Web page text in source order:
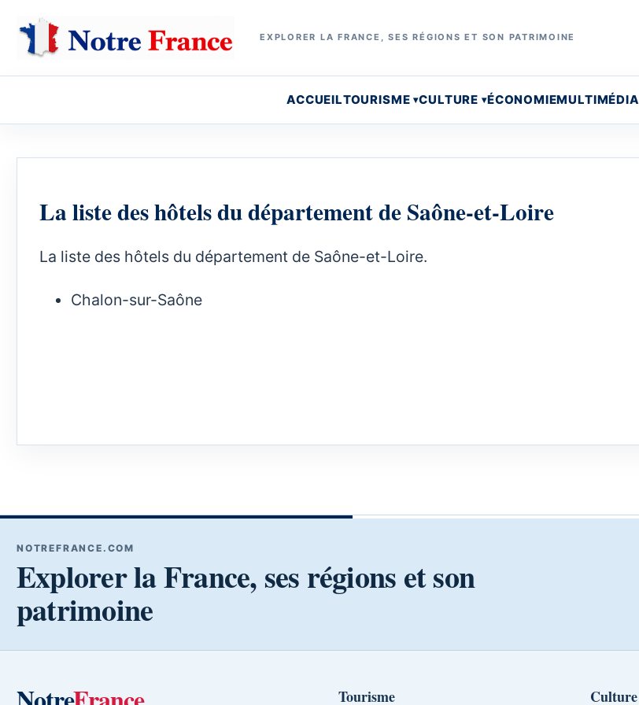
EXPLORER LA FRANCE, SES RÉGIONS ET SON PATRIMOINE
ACCUEILTOURISME CULTURE ÉCONOMIEMULTIMÉDIA
La liste des hôtels du département de Saône-et-Loire
La liste des hôtels du département de Saône-et-Loire.
Chalon-sur-Saône
NOTREFRANCE.COM
Explorer la France, ses régions et son
patrimoine
Tourisme Culture